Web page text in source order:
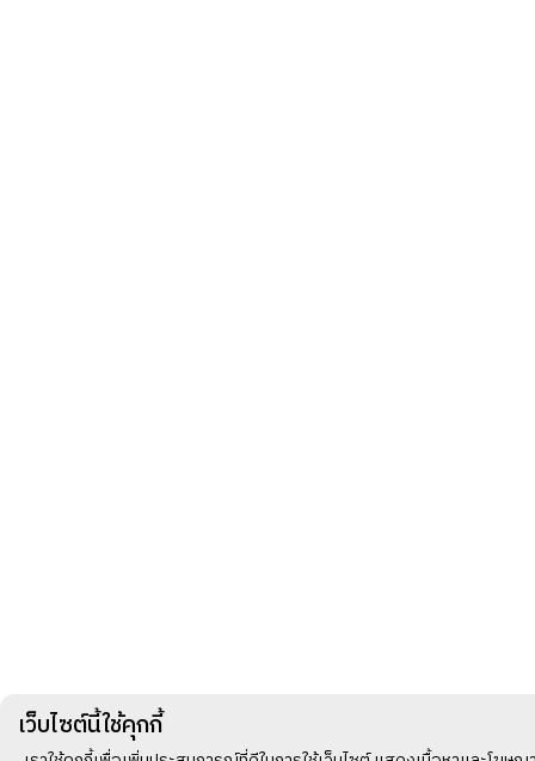
เว็บไซต์นี้ใช้คุกกี้